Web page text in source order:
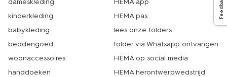
Feedback
dameskleding
kinderkleding
babykleding
beddengoed
woonaccessoires
handdoeken
HEMA app
HEMA pas
lees onze folders
folder via Whatsapp ontvangen
HEMA op social media
HEMA herontwerpwedstrijd